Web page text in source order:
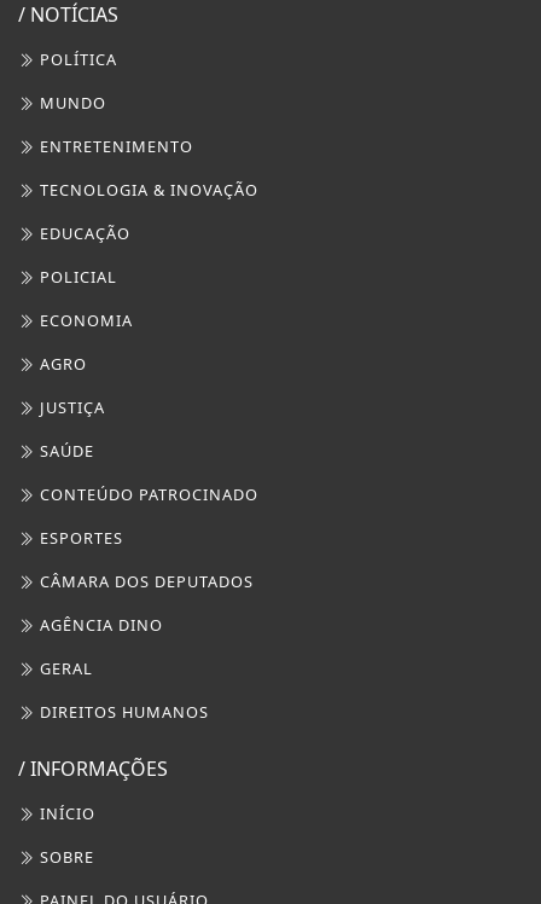
/ NOTÍCIAS
POLÍTICA
MUNDO
ENTRETENIMENTO
TECNOLOGIA & INOVAÇÃO
EDUCAÇÃO
POLICIAL
ECONOMIA
AGRO
JUSTIÇA
SAÚDE
CONTEÚDO PATROCINADO
ESPORTES
CÂMARA DOS DEPUTADOS
AGÊNCIA DINO
GERAL
DIREITOS HUMANOS
/ INFORMAÇÕES
INÍCIO
SOBRE